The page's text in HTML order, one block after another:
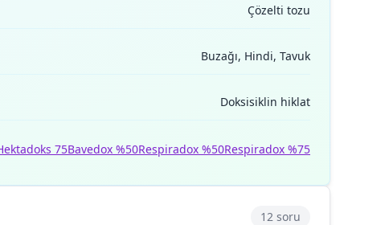
Çözelti tozu
Buzağı, Hindi, Tavuk
Doksisiklin hiklat
75Bavedox %50Respiradox %50Respiradox %75
12 soru